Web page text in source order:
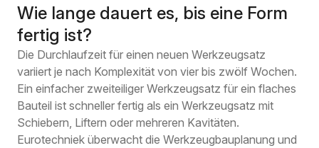
Wie lange dauert es, bis eine Form
fertig ist?
Die Durchlaufzeit für einen neuen Werkzeugsatz
variiert je nach Komplexität von vier bis zwölf Wochen.
Ein einfacher zweiteiliger Werkzeugsatz für ein flaches
Bauteil ist schneller fertig als ein Werkzeugsatz mit
Schiebern, Liftern oder mehreren Kavitäten.
Eurotechniek überwacht die Werkzeugbauplanung und